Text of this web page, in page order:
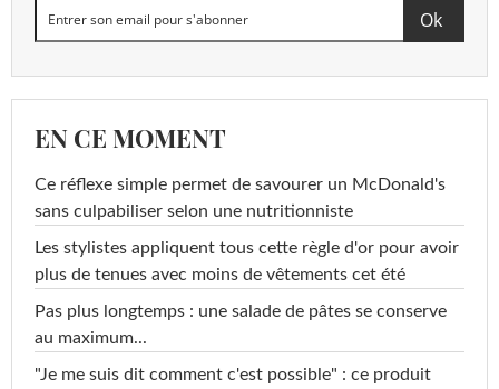
EN CE MOMENT
Ce réflexe simple permet de savourer un McDonald's
sans culpabiliser selon une nutritionniste
Les stylistes appliquent tous cette règle d'or pour avoir
plus de tenues avec moins de vêtements cet été
Pas plus longtemps : une salade de pâtes se conserve
au maximum...
"Je me suis dit comment c'est possible" : ce produit